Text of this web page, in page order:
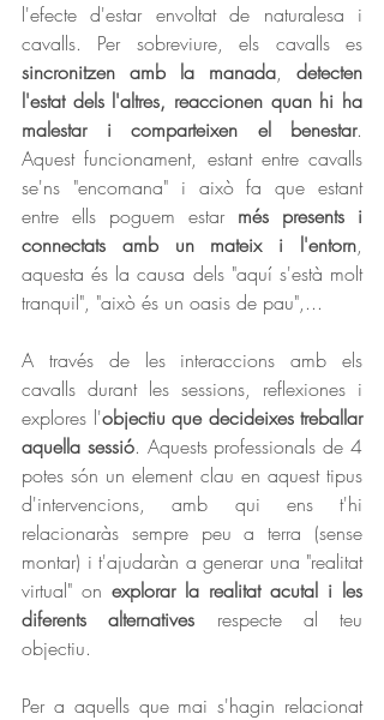
l'efecte d'estar envoltat de naturalesa i
sincronitzen amb la manada, detecten
l'estat dels l'altres, reaccionen quan hi ha
malestar i comparteixen el benestar.
Aquest funcionament, estant entre cavalls
se'ns "encomana" i això fa que estant
entre ells poguem estar més presents i
connectats amb un mateix i l'entorn,
aquesta és la causa dels "aquí s'està molt
tranquil", "això és un oasis de pau",...
A través de les interaccions amb els
cavalls durant les sessions, reflexiones i
explores l'objectiu que decideixes treballar
aquella sessió. Aquests professionals de 4
potes són un element clau en aquest tipus
d'intervencions, amb qui ens t'hi
relacionaràs sempre peu a terra (sense
montar) i t'ajudaràn a generar una "realitat
virtual" on explorar la realitat acutal i les
diferents alternatives respecte al teu
objectiu.
Per a aquells que mai s'hagin relacionat